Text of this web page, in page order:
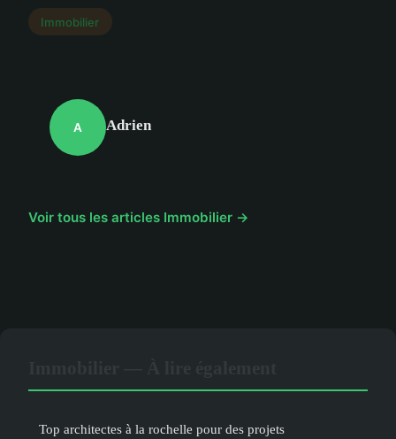
Immobilier
A Adrien
Voir tous les articles Immobilier →
Top architectes à la rochelle pour des projets